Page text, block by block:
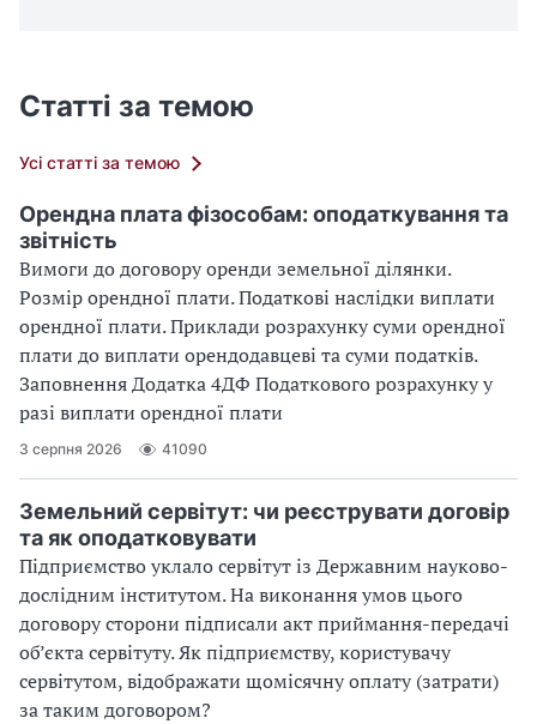
Статті за темою
Усі статті за темою
Орендна плата фізособам: оподаткування та
звітність
Вимоги до договору оренди земельної ділянки.
Розмір орендної плати. Податкові наслідки виплати
орендної плати. Приклади розрахунку суми орендної
плати до виплати орендодавцеві та суми податків.
Заповнення Додатка 4ДФ Податкового розрахунку у
разі виплати орендної плати
3 серпня 2026 41090
Земельний сервітут: чи реєструвати договір
та як оподатковувати
Підприємство уклало сервітут із Державним науково-
дослідним інститутом. На виконання умов цього
договору сторони підписали акт приймання-передачі
об’єкта сервітуту. Як підприємству, користувачу
сервітутом, відображати щомісячну оплату (затрати)
за таким договором?